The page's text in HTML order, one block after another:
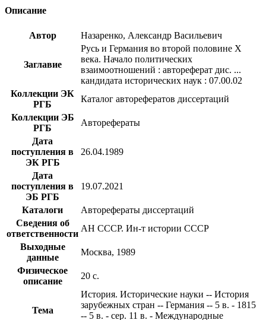
Описание
Автор Назаренко, Александр Васильевич
Заглавие
Русь и Германия во второй половине Х
века. Начало политических
взаимоотношений : автореферат дис. ...
кандидата исторических наук : 07.00.02
Коллекции ЭК
РГБ
Каталог авторефератов диссертаций
Коллекции ЭБ
РГБ
Авторефераты
Дата
поступления в
ЭК РГБ
26.04.1989
Дата
поступления в
ЭБ РГБ
19.07.2021
Каталоги
Авторефераты диссертаций
Сведения об
ответственности
АН СССР. Ин-т истории СССР
Выходные
данные
Москва, 1989
Физическое
описание
20 с.
Тема
История. Исторические науки -- История
зарубежных стран -- Германия -- 5 в. - 1815
-- 5 в. - сер. 11 в. - Международные